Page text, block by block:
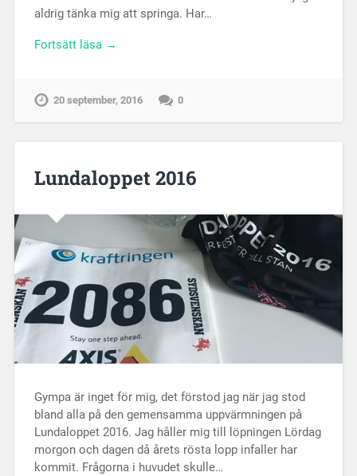
aldrig tänka mig att springa. Har…
Fortsätt läsa →
20 september, 2016 0
Lundaloppet 2016
Gympa är inget för mig, det förstod jag när jag stod
bland alla på den gemensamma uppvärmningen på
Lundaloppet 2016. Jag håller mig till löpningen Lördag
morgon och dagen då årets rösta lopp infaller har
kommit. Frågorna i huvudet skulle…